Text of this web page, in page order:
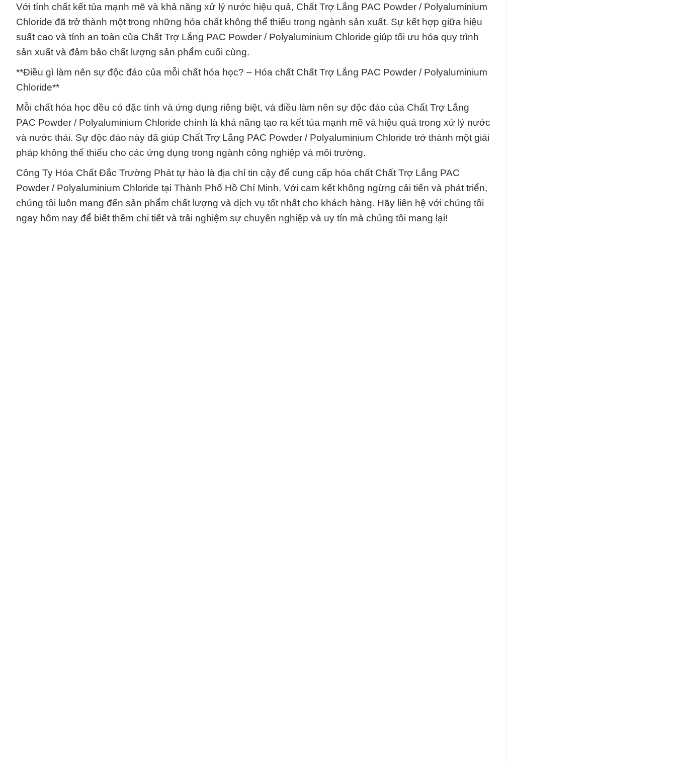
Với tính chất kết tủa mạnh mẽ và khả năng xử lý nước hiệu quả, Chất Trợ Lắng PAC Powder / Polyaluminium
Chloride đã trở thành một trong những hóa chất không thể thiếu trong ngành sản xuất. Sự kết hợp giữa hiệu
suất cao và tính an toàn của Chất Trợ Lắng PAC Powder / Polyaluminium Chloride giúp tối ưu hóa quy trình
sản xuất và đảm bảo chất lượng sản phẩm cuối cùng.
**Điều gì làm nên sự độc đáo của mỗi chất hóa học? – Hóa chất Chất Trợ Lắng PAC Powder / Polyaluminium
Chloride**
Mỗi chất hóa học đều có đặc tính và ứng dụng riêng biệt, và điều làm nên sự độc đáo của Chất Trợ Lắng
PAC Powder / Polyaluminium Chloride chính là khả năng tạo ra kết tủa mạnh mẽ và hiệu quả trong xử lý nước
và nước thải. Sự độc đáo này đã giúp Chất Trợ Lắng PAC Powder / Polyaluminium Chloride trở thành một giải
pháp không thể thiếu cho các ứng dụng trong ngành công nghiệp và môi trường.
Công Ty Hóa Chất Đắc Trường Phát tự hào là địa chỉ tin cậy để cung cấp hóa chất Chất Trợ Lắng PAC
Powder / Polyaluminium Chloride tại Thành Phố Hồ Chí Minh. Với cam kết không ngừng cải tiến và phát triển,
chúng tôi luôn mang đến sản phẩm chất lượng và dịch vụ tốt nhất cho khách hàng. Hãy liên hệ với chúng tôi
ngay hôm nay để biết thêm chi tiết và trải nghiệm sự chuyên nghiệp và uy tín mà chúng tôi mang lại!